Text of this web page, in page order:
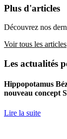
Plus d'articles
Découvrez nos
Voir tous les articles
Les actualités
Hippopotamus
nouveau concept
Lire la suite